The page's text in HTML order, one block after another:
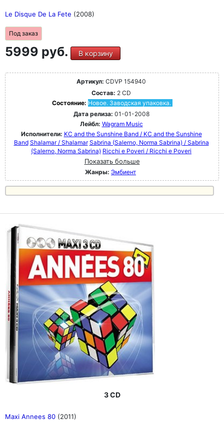
Le Disque De La Fete (2008)
Под заказ
5999 руб. В корзину
Артикул: CDVP 154940
Состав: 2 CD
Состояние: Новое. Заводская упаковка.
Дата релиза: 01-01-2008
Лейбл: Wagram Music
Исполнители: KC and the Sunshine Band / KC and the Sunshine
Band Shalamar / Shalamar Sabrina (Salerno, Norma Sabrina) / Sabrina
(Salerno, Norma Sabrina) Ricchi e Poveri / Ricchi e Poveri
Показать больше
Жанры: Эмбиент
3 CD
Maxi Annees 80 (2011)